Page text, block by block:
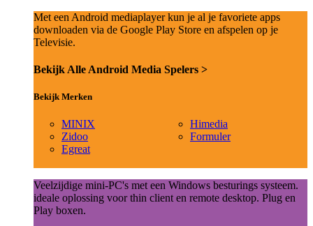
Met een Android mediaplayer kun je al je favoriete apps
downloaden via de Google Play Store en afspelen op je
Televisie.
Bekijk Alle Android Media Spelers >
Bekijk Merken
MINIX
Zidoo
Egreat
Himedia
Formuler
Veelzijdige mini-PC's met een Windows besturings systeem.
ideale oplossing voor thin client en remote desktop. Plug en
Play boxen.